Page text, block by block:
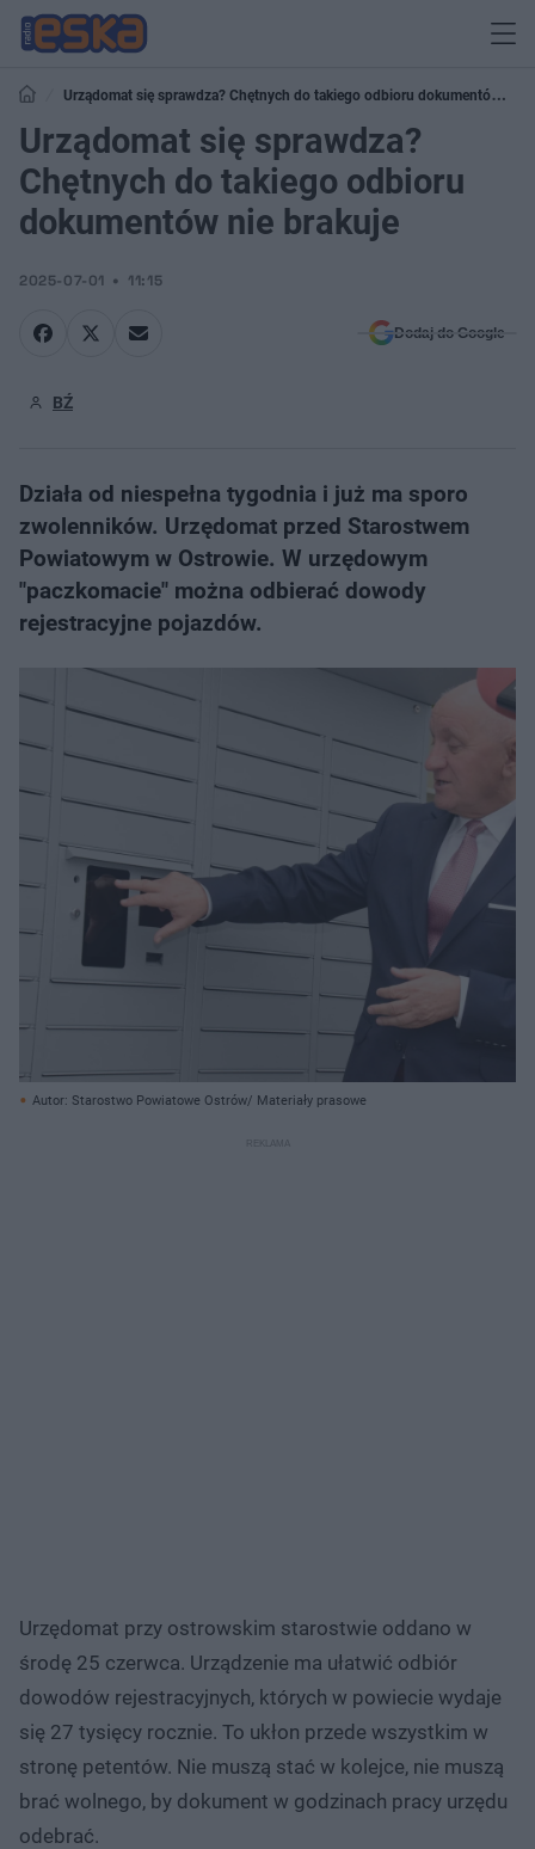
Urządomat się sprawdza? Chętnych do takiego odbioru dokumentów nie
brakuje
Urządomat się sprawdza?
Chętnych do takiego odbioru
dokumentów nie brakuje
2025-07-01 11:15
Dodaj do Google
BŹ
Działa od niespełna tygodnia i już ma sporo
zwolenników. Urzędomat przed Starostwem
Powiatowym w Ostrowie. W urzędowym
"paczkomacie" można odbierać dowody
rejestracyjne pojazdów.
Autor: Starostwo Powiatowe Ostrów/ Materiały prasowe
Urzędomat przy ostrowskim starostwie oddano w
środę 25 czerwca. Urządzenie ma ułatwić odbiór
dowodów rejestracyjnych, których w powiecie wydaje
się 27 tysięcy rocznie. To ukłon przede wszystkim w
stronę petentów. Nie muszą stać w kolejce, nie muszą
brać wolnego, by dokument w godzinach pracy urzędu
odebrać.